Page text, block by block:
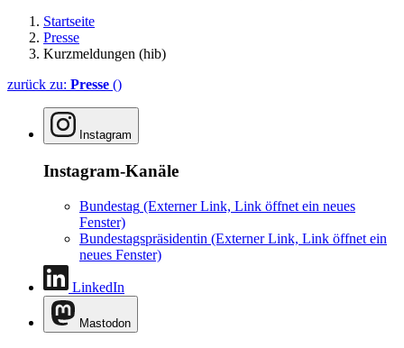
Startseite
Presse
Kurzmeldungen (hib)
zurück zu: Presse ()
Instagram
Instagram-Kanäle
Bundestag (Externer Link, Link öffnet ein neues
Fenster)
Bundestagspräsidentin (Externer Link, Link öffnet ein
neues Fenster)
LinkedIn
Mastodon